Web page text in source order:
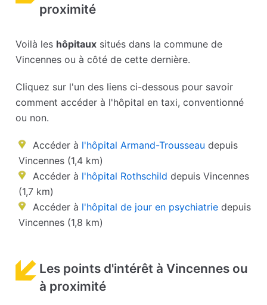
proximité
Voilà les hôpitaux situés dans la commune de
Vincennes ou à côté de cette dernière.
Cliquez sur l'un des liens ci-dessous pour savoir
comment accéder à l'hôpital en taxi, conventionné
ou non.
Accéder à l'hôpital Armand-Trousseau depuis
Vincennes (1,4 km)
Accéder à l'hôpital Rothschild depuis Vincennes
(1,7 km)
Accéder à l'hôpital de jour en psychiatrie depuis
Vincennes (1,8 km)
Les points d'intérêt à Vincennes ou
à proximité